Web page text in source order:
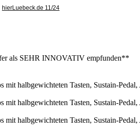
hierLuebeck.de 11/24